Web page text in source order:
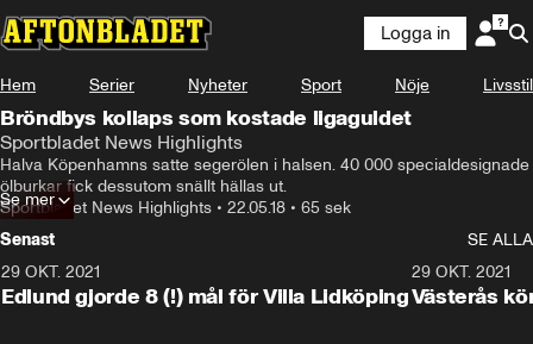
Logga in
Hem Serier Nyheter Sport Nöje Livsstil
Bröndbys kollaps som kostade ligaguldet
Sportbladet News Highlights
Halva Köpenhamns satte segerölen i halsen. 40 000 specialdesignade
ölburkar fick dessutom snällt hällas ut.
Sportbladet News Highlights • 22.05.18 • 65 sek
Se mer
Senast
SE ALLA
29 OKT. 2021
Edlund gjorde 8 (!) mål för Villa Lidköping
29 OKT. 2021
Västerås